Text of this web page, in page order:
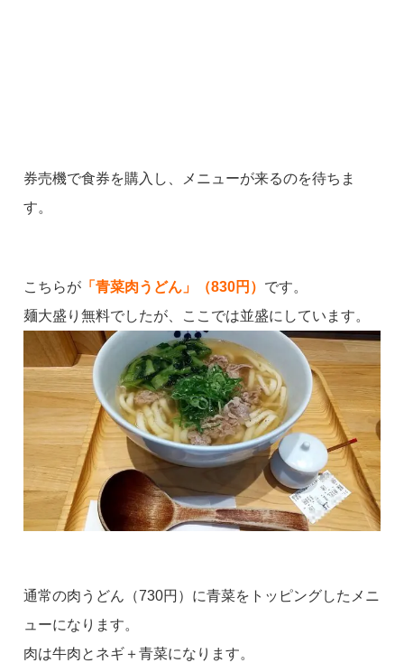
券売機で食券を購入し、メニューが来るのを待ちま
す。
こちらが 「青菜肉うどん」（830円） です。
麺大盛り無料でしたが、ここでは並盛にしています。
通常の肉うどん（730円）に青菜をトッピングしたメニ
ューになります。
肉は牛肉とネギ＋青菜になります。